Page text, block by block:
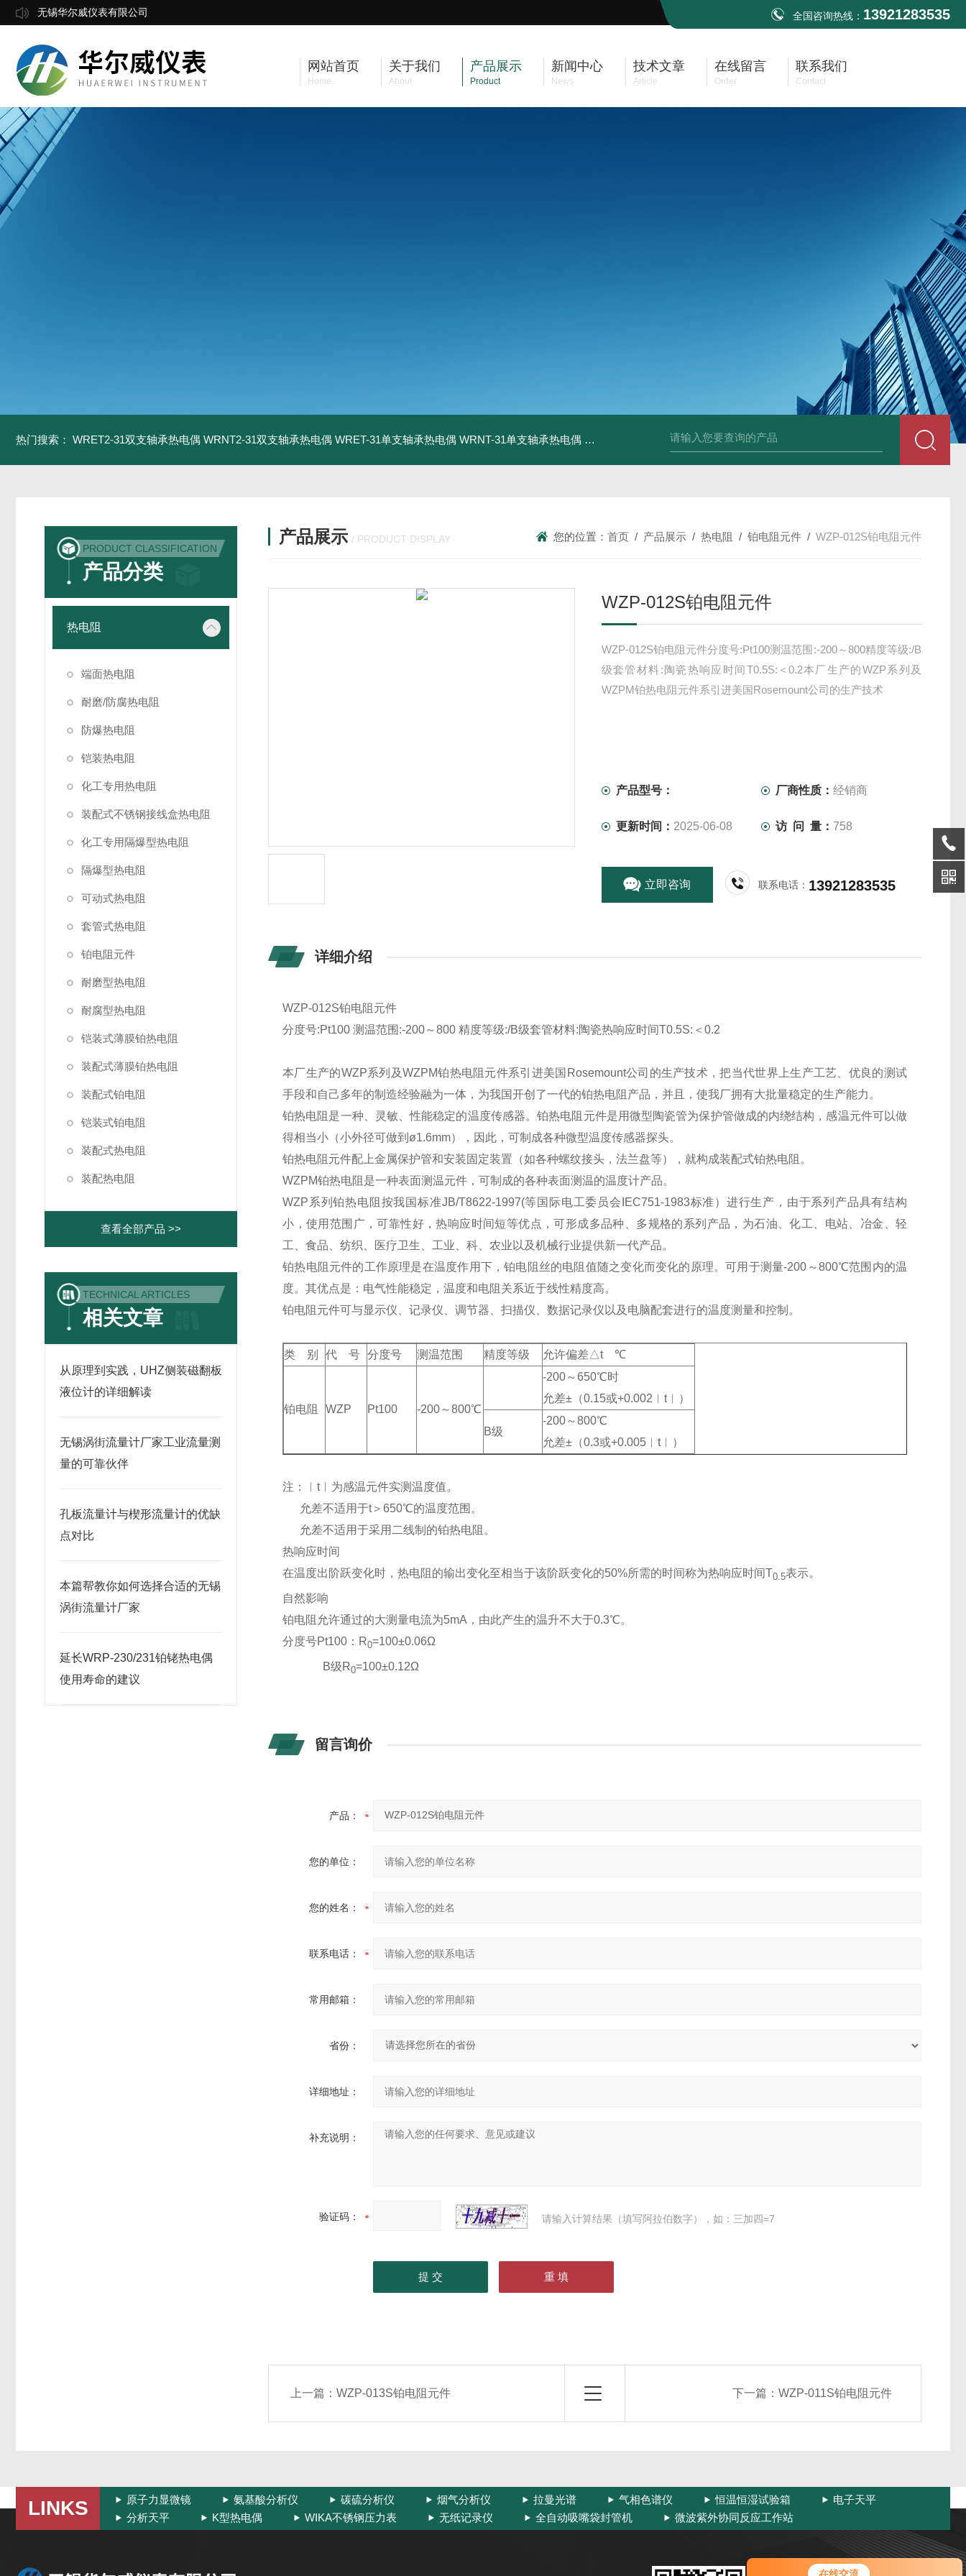
无锡华尔威仪表有限公司 全国咨询热线： 13921283535
网站首页
Home
关于我们
About
产品展示
Product
新闻中心
News
技术文章
Article
在线留言
Order
联系我们
Contact
热门搜索： WRET2-31双支轴承热电偶 WRNT2-31双支轴承热电偶 WRET-31单支轴承热电偶 WRNT-31单支轴承热电偶 WZP-731套管式热电阻 WZP2-731套管式热电阻 塑料液面计
PRODUCT CLASSIFICATION
产品分类
热电阻
端面热电阻
耐磨/防腐热电阻
防爆热电阻
铠装热电阻
化工专用热电阻
装配式不锈钢接线盒热电阻
化工专用隔爆型热电阻
隔爆型热电阻
可动式热电阻
套管式热电阻
铂电阻元件
耐磨型热电阻
耐腐型热电阻
铠装式薄膜铂热电阻
装配式薄膜铂热电阻
装配式铂电阻
铠装式铂电阻
装配式热电阻
装配热电阻
查看全部产品 >>
TECHNICAL ARTICLES
相关文章
从原理到实践，UHZ侧装磁翻板
液位计的详细解读
无锡涡街流量计厂家工业流量测
量的可靠伙伴
孔板流量计与楔形流量计的优缺
点对比
本篇帮教你如何选择合适的无锡
涡街流量计厂家
延长WRP-230/231铂铑热电偶
使用寿命的建议
产品展示 / PRODUCT DISPLAY 您的位置： 首页 / 产品展示 / 热电阻 / 铂电阻元件 / WZP-012S铂电阻元件
WZP-012S铂电阻元件
WZP-012S铂电阻元件分度号:Pt100测温范围:-200～800精度等级:/B
级套管材料:陶瓷热响应时间T0.5S:＜0.2本厂生产的WZP系列及
WZPM铂热电阻元件系引进美国Rosemount公司的生产技术
产品型号： 厂商性质：经销商
更新时间： 2025-06-08 访 问 量： 758
立即咨询 联系电话： 13921283535
详细介绍
WZP-012S铂电阻元件
分度号:Pt100 测温范围:-200～800 精度等级:/B级套管材料:陶瓷热响应时间T0.5S:＜0.2
本厂生产的WZP系列及WZPM铂热电阻元件系引进美国Rosemount公司的生产技术，把当代世界上生产工艺、优良的测试
手段和自己多年的制造经验融为一体，为我国开创了一代的铂热电阻产品，并且，使我厂拥有大批量稳定的生产能力。
铂热电阻是一种、灵敏、性能稳定的温度传感器。铂热电阻元件是用微型陶瓷管为保护管做成的内绕结构，感温元件可以做
得相当小（小外径可做到ø1.6mm），因此，可制成各种微型温度传感器探头。
铂热电阻元件配上金属保护管和安装固定装置（如各种螺纹接头，法兰盘等），就构成装配式铂热电阻。
WZPM铂热电阻是一种表面测温元件，可制成的各种表面测温的温度计产品。
WZP系列铂热电阻按我国标准JB/T8622-1997(等国际电工委员会IEC751-1983标准）进行生产，由于系列产品具有结构
小，使用范围广，可靠性好，热响应时间短等优点，可形成多品种、多规格的系列产品，为石油、化工、电站、冶金、轻
工、食品、纺织、医疗卫生、工业、科、农业以及机械行业提供新一代产品。
铂热电阻元件的工作原理是在温度作用下，铂电阻丝的电阻值随之变化而变化的原理。可用于测量-200～800℃范围内的温
度。其优点是：电气性能稳定，温度和电阻关系近于线性精度高。
铂电阻元件可与显示仪、记录仪、调节器、扫描仪、数据记录仪以及电脑配套进行的温度测量和控制。
类 别 代 号 分度号 测温范围 精度等级 允许偏差△t ℃
铂电阻 WZP Pt100 -200～800℃
-200～650℃时
允差±（0.15或+0.002︱t︱）
B级
-200～800℃
允差±（0.3或+0.005︱t︱）
注：︱t︱为感温元件实测温度值。
允差不适用于t＞650℃的温度范围。
允差不适用于采用二线制的铂热电阻。
热响应时间
在温度出阶跃变化时，热电阻的输出变化至相当于该阶跃变化的50%所需的时间称为热响应时间T0.5表示。
自然影响
铂电阻允许通过的大测量电流为5mA，由此产生的温升不大于0.3℃。
分度号Pt100：R0=100±0.06Ω
B级R0=100±0.12Ω
留言询价
产品：
您的单位：
您的姓名：
联系电话：
常用邮箱：
省份：
详细地址：
补充说明：
验证码： 请输入计算结果（填写阿拉伯数字），如：三加四=7
上一篇：WZP-013S铂电阻元件 下一篇： WZP-011S铂电阻元件
LINKS 原子力显微镜 氨基酸分析仪 碳硫分析仪 烟气分析仪 拉曼光谱 气相色谱仪 恒温恒湿试验箱
电子天平
分析天平
K型热电偶 WIKA不锈钢压力表 无纸记录仪 全自动吸嘴袋封管机 微波紫外协同反应工作站